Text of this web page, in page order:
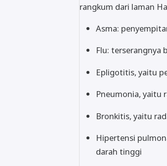
rangkum dari laman
Asma:
Flu: terserangnya
Epligotitis, yaitu
Pneumonia, yaitu
Bronkitis, yaitu
Hipertensi
darah tinggi